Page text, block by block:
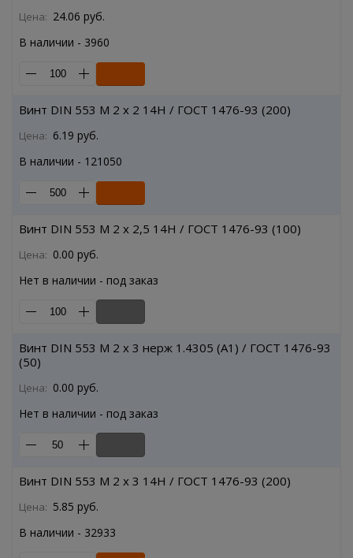
Цена: 24.06 руб.
В наличии - 3960
Винт DIN 553 M 2 x 2 14H / ГОСТ 1476-93 (200)
Цена: 6.19 руб.
В наличии - 121050
Винт DIN 553 M 2 x 2,5 14H / ГОСТ 1476-93 (100)
Цена: 0.00 руб.
Нет в наличии - под заказ
Винт DIN 553 M 2 x 3 нерж 1.4305 (A1) / ГОСТ 1476-93
(50)
Цена: 0.00 руб.
Нет в наличии - под заказ
Винт DIN 553 M 2 x 3 14H / ГОСТ 1476-93 (200)
Цена: 5.85 руб.
В наличии - 32933